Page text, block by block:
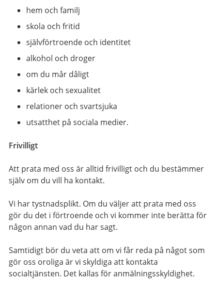
hem och familj
skola och fritid
självförtroende och identitet
alkohol och droger
om du mår dåligt
kärlek och sexualitet
relationer och svartsjuka
utsatthet på sociala medier.
Frivilligt
Att prata med oss är alltid frivilligt och du bestämmer
själv om du vill ha kontakt.
Vi har tystnadsplikt. Om du väljer att prata med oss
gör du det i förtroende och vi kommer inte berätta för
någon annan vad du har sagt.
Samtidigt bör du veta att om vi får reda på något som
gör oss oroliga är vi skyldiga att kontakta
socialtjänsten. Det kallas för anmälningsskyldighet.